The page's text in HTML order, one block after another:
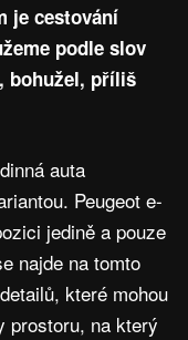
je cestování
podle slov
bohužel, příliš
auta
Peugeot e-
jedině a pouze
najde na tomto
které mohou
prostoru, na který